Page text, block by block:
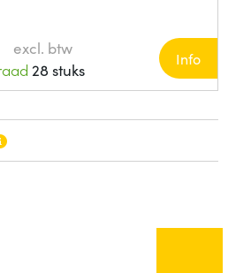
excl. btw
28 stuks
Info